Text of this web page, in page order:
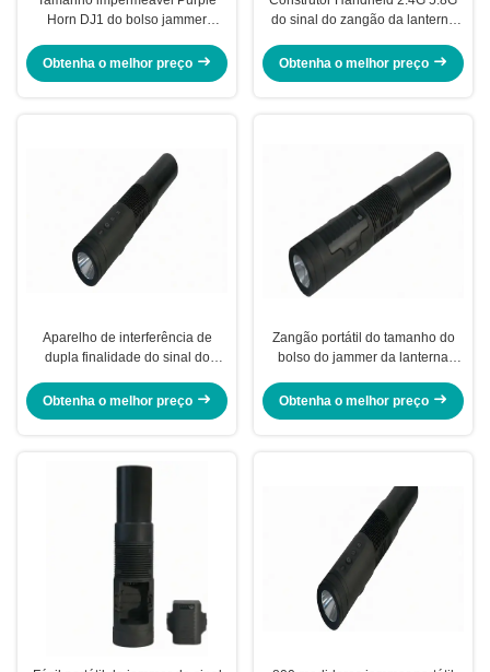
Horn DJ1 do bolso jammer
elétrica do anti
Obtenha o melhor preço
do sinal do zangão da lanterna
Obtenha o melhor preço
Aparelho de interferência de
dupla finalidade do sinal do
jammer Handheld do sinal do
zangão
Obtenha o melhor preço
Zangão portátil do tamanho do
bolso do jammer da lanterna
dispositivo
Obtenha o melhor preço